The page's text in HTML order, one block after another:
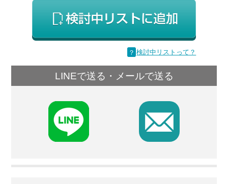
？ 検討中リストって？
LINEで送る・メールで送る
F